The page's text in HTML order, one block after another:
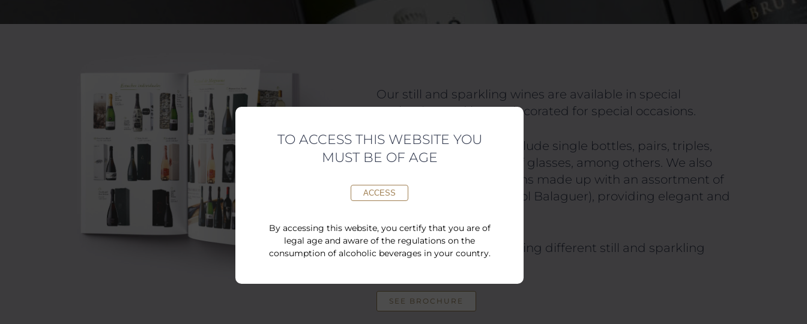
Our still and sparkling wines are available in special
packaging and boxes decorated for special occasions.
The different formats include single bottles, pairs, triples,
magnums or with sets of glasses, among others. We also
offer special presentations made up with an assortment of
gourmet
chocolates (Oriol Balaguer), providing elegant and
The possibility of combining different still and sparkling
SEE BROCHURE
TO ACCESS THIS WEBSITE YOU
MUST BE OF AGE
ACCESS
By accessing this website, you certify that you are of
legal age and aware of the regulations on the
consumption of alcoholic beverages in your country.